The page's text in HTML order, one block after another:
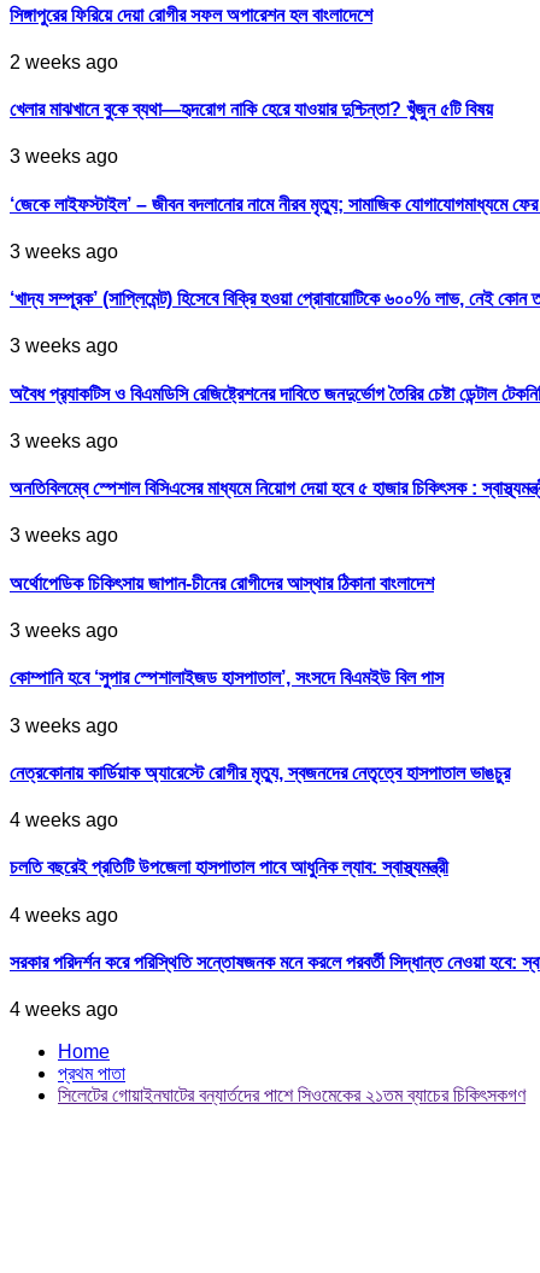
সিঙ্গাপুরের ফিরিয়ে দেয়া রোগীর সফল অপারেশন হল বাংলাদেশে
2 weeks ago
খেলার মাঝখানে বুকে ব্যথা—হৃদরোগ নাকি হেরে যাওয়ার দুশ্চিন্তা? খুঁজুন ৫টি বিষয়
3 weeks ago
‘জেকে লাইফস্টাইল’ – জীবন বদলানোর নামে নীরব মৃত্যু; সামাজিক যোগাযোগমাধ্যমে
3 weeks ago
‘খাদ্য সম্পূরক’ (সাপ্লিমেন্ট) হিসেবে বিক্রি হওয়া প্রোবায়োটিকে ৬০০% লাভ, নেই কোন
3 weeks ago
অবৈধ প্র‍্যাকটিস ও বিএমডিসি রেজিষ্ট্রেশনের দাবিতে জনদুর্ভোগ তৈরির চেষ্টা ডেন্টাল
3 weeks ago
অনতিবিলম্বে স্পেশাল বিসিএসের মাধ্যমে নিয়োগ দেয়া হবে ৫ হাজার চিকিৎসক :
3 weeks ago
অর্থোপেডিক চিকিৎসায় জাপান-চীনের রোগীদের আস্থার ঠিকানা বাংলাদেশ
3 weeks ago
কোম্পানি হবে ‘সুপার স্পেশালাইজড হাসপাতাল’, সংসদে বিএমইউ বিল পাস
3 weeks ago
নেত্রকোনায় কার্ডিয়াক অ্যারেস্টে রোগীর মৃত্যু, স্বজনদের নেতৃত্বে হাসপাতাল ভাঙচুর
4 weeks ago
চলতি বছরেই প্রতিটি উপজেলা হাসপাতাল পাবে আধুনিক ল্যাব: স্বাস্থ্যমন্ত্রী
4 weeks ago
সরকার পরিদর্শন করে পরিস্থিতি সন্তোষজনক মনে করলে পরবর্তী সিদ্ধান্ত নেওয়া হবে:
4 weeks ago
Home
প্রথম পাতা
সিলেটের গোয়াইনঘাটের বন্যার্তদের পাশে সিওমেকের ২১তম ব্যাচের চিকিৎসকগণ